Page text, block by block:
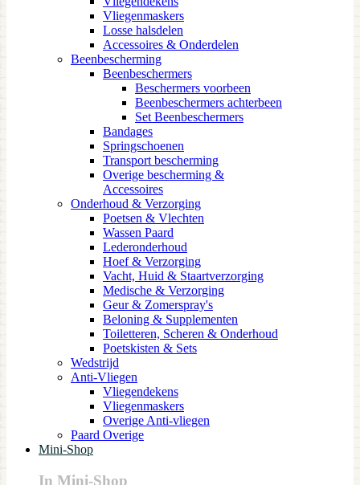
Vliegenmaskers
Losse halsdelen
Accessoires & Onderdelen
Beenbescherming
Beenbeschermers
Beschermers voorbeen
Beenbeschermers achterbeen
Set Beenbeschermers
Bandages
Springschoenen
Transport bescherming
Overige bescherming &
Accessoires
Onderhoud & Verzorging
Poetsen & Vlechten
Wassen Paard
Lederonderhoud
Hoef & Verzorging
Vacht, Huid & Staartverzorging
Medische & Verzorging
Geur & Zomerspray's
Beloning & Supplementen
Toiletteren, Scheren & Onderhoud
Poetskisten & Sets
Wedstrijd
Anti-Vliegen
Vliegendekens
Vliegenmaskers
Overige Anti-vliegen
Paard Overige
Mini-Shop
In Mini-Shop